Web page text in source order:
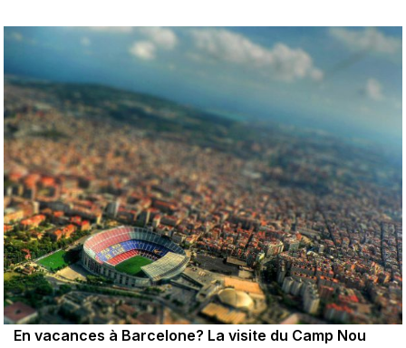
En vacances à Barcelone? La visite du Camp Nou